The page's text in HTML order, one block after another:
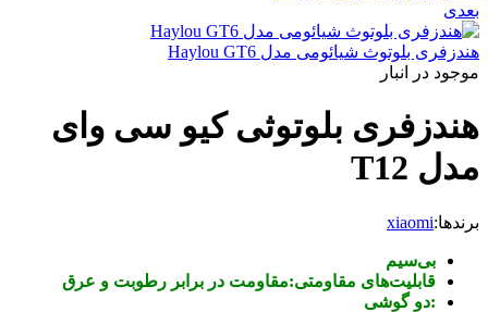
بعدی
هندزفری بلوتوث شیائومی مدل Haylou GT6
موجود در انبار
هندزفری بلوتوثی کیو سی وای
مدل T12
برندها:xiaomi
بی‌سیم
قابلیت‌های مقاومتی:مقاومت در برابر رطوبت و عرق
:دو گوشی